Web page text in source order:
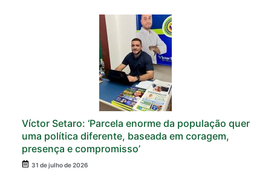
Víctor Setaro: ‘Parcela enorme da população quer
uma política diferente, baseada em coragem,
presença e compromisso’
31 de julho de 2026